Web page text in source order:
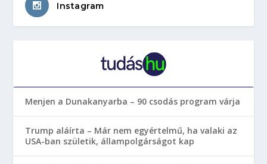
Instagram
Menjen a Dunakanyarba – 90 csodás program várja
Trump aláírta – Már nem egyértelmű, ha valaki az
USA-ban születik, állampolgárságot kap